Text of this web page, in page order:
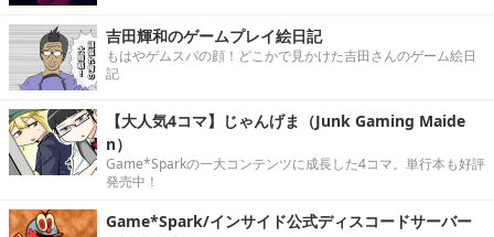
吉田輝和のゲームプレイ絵日記
もはやゲムスパの顔！どこかで見かけた吉田さんのゲーム絵日
記
【大人気4コマ】じゃんげま（Junk Gaming Maide
n）
Game*Sparkの一大コンテンツに成長した4コマ。単行本も好評
発売中！
Game*Spark/インサイド公式ディスコードサーバー